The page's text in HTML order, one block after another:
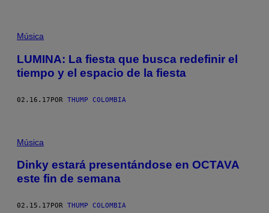
Música
LUMINA: La fiesta que busca redefinir el
tiempo y el espacio de la fiesta
02.16.17POR THUMP COLOMBIA
Música
Dinky estará presentándose en OCTAVA
este fin de semana
02.15.17 POR THUMP COLOMBIA